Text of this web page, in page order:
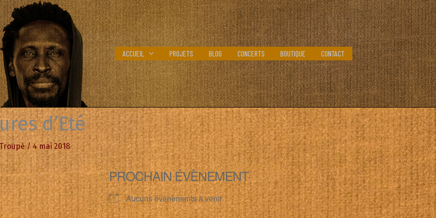
ACCUEIL PROJETS BLOG CONCERTS BOUTIQUE CONTACT
d’Eté
/4 mai 2018
PROCHAIN ÉVÈNEMENT
Aucuns évènements à venir